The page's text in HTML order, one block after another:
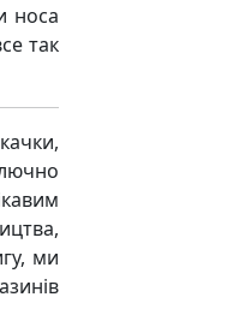
носа
так
ми